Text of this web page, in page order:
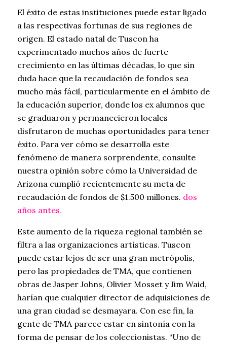
El éxito de estas instituciones puede estar ligado
a las respectivas fortunas de sus regiones de
origen. El estado natal de Tuscon ha
experimentado muchos años de fuerte
crecimiento en las últimas décadas, lo que sin
duda hace que la recaudación de fondos sea
mucho más fácil, particularmente en el ámbito de
la educación superior, donde los ex alumnos que
se graduaron y permanecieron locales
disfrutaron de muchas oportunidades para tener
éxito. Para ver cómo se desarrolla este
fenómeno de manera sorprendente, consulte
nuestra opinión sobre cómo la Universidad de
Arizona cumplió recientemente su meta de
recaudación de fondos de $1.500 millones. dos
años antes.
Este aumento de la riqueza regional también se
filtra a las organizaciones artísticas. Tuscon
puede estar lejos de ser una gran metrópolis,
pero las propiedades de TMA, que contienen
obras de Jasper Johns, Olivier Mosset y Jim Waid,
harían que cualquier director de adquisiciones de
una gran ciudad se desmayara. Con ese fin, la
gente de TMA parece estar en sintonía con la
forma de pensar de los coleccionistas. “Uno de